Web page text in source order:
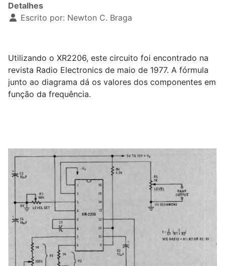
Detalhes
Escrito por: Newton C. Braga
Utilizando o XR2206, este circuito foi encontrado na
revista Radio Electronics de maio de 1977. A fórmula
junto ao diagrama dá os valores dos componentes em
função da frequência.